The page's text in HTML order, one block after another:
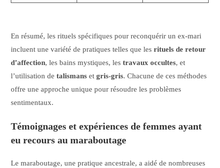
En résumé, les rituels spécifiques pour reconquérir un ex-mari
incluent une variété de pratiques telles que lesrituels de retour
d’affection, les bains mystiques, lestravaux occultes, et
l’utilisation detalismans etgris-gris. Chacune de ces méthodes
offre une approche unique pour résoudre les problèmes
sentimentaux.
Témoignages et expériences de femmes ayant
eu recours au maraboutage
Le maraboutage, une pratique ancestrale, a aidé de nombreuses